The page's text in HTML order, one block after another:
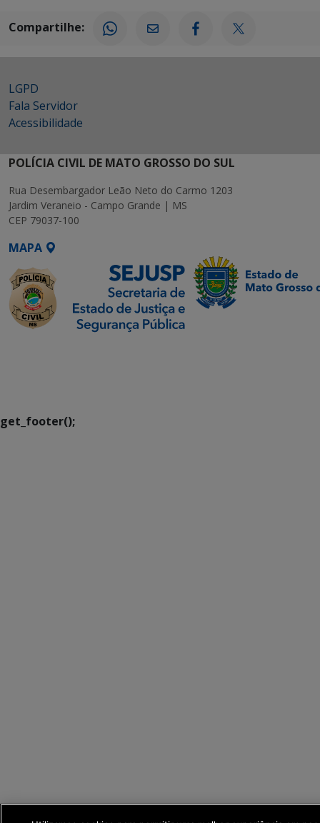
Compartilhe:
LGPD
Fala Servidor
Acessibilidade
POLÍCIA CIVIL DE MATO GROSSO DO SUL
Rua Desembargador Leão Neto do Carmo 1203
Jardim Veraneio - Campo Grande | MS
CEP 79037-100
MAPA
get_footer();